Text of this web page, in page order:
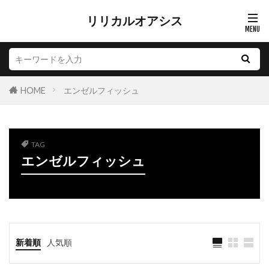
リリカルオアシス
HOME エンゼルフィッシュ
TAG
エンゼルフィッシュ
新着順 人気順